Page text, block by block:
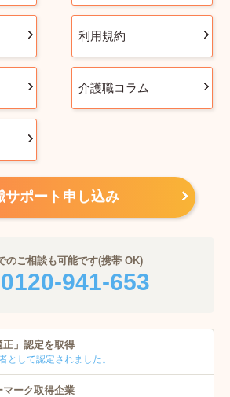
利用規約
介護職コラム
サポート申し込み
のご相談も可能です(携帯 OK)
0120-941-653
」 認定を取得
として認定されました。
マーク取得企業